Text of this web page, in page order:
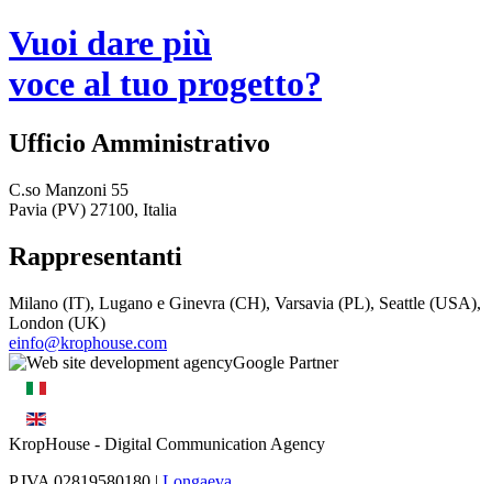
Vuoi dare più
voce al tuo progetto?
Ufficio Amministrativo
C.so Manzoni 55
Pavia (PV) 27100, Italia
Rappresentanti
Milano (IT), Lugano e Ginevra (CH), Varsavia (PL), Seattle (USA),
London (UK)
einfo@krophouse.com
KropHouse - Digital Communication Agency